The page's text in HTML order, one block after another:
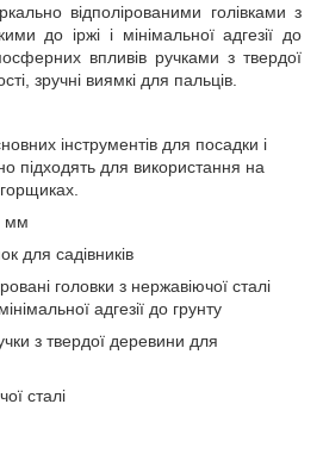
відполірованими голівками з
до іржі і мінімальної адгезії до
впливів ручками з твердої
зручні виямкі для пальців.
інструментів для посадки і
підходять для використання на
мм
для садівників
головки з нержавіючої сталі
адгезії до грунту
з твердої деревини для
сталі